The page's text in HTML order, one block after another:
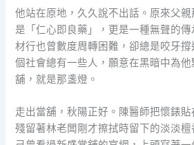
他站在原地，久久說不出話。原來父
是「仁心即良藥」，更是一種無聲的
材行也曾數度周轉困難，卻總是咬牙
個社會總有一些人，願意在黑暗中為
舖，就是那盞燈。
走出當舖，秋陽正好。陳醫師把懷錶
殘留著林老闆剛才擦拭時留下的淡淡